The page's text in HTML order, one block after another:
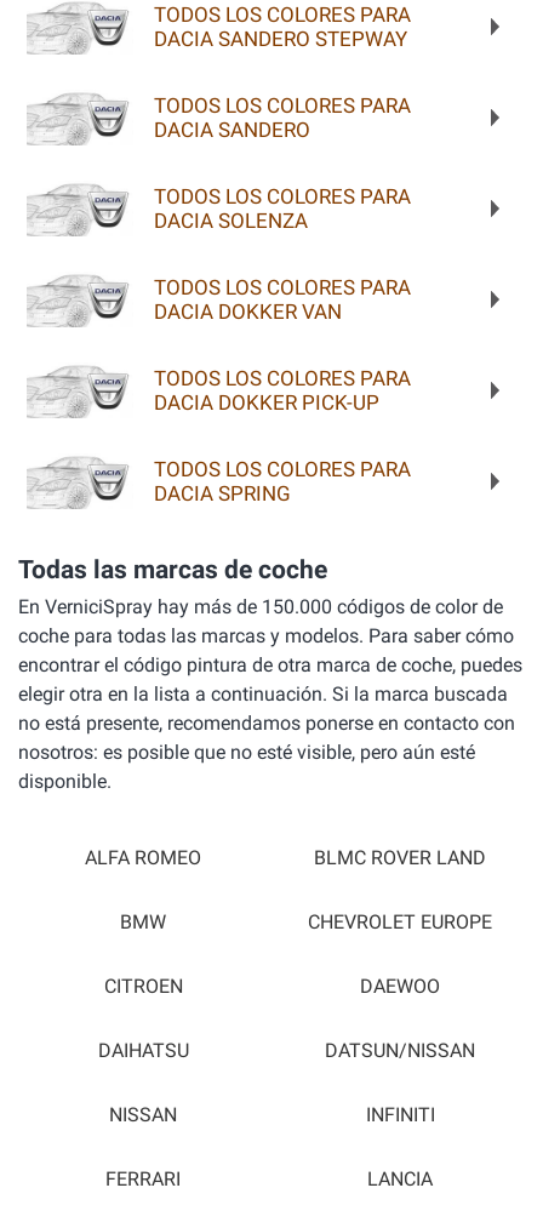
TODOS LOS COLORES PARA
DACIA SANDERO STEPWAY
TODOS LOS COLORES PARA
DACIA SANDERO
TODOS LOS COLORES PARA
DACIA SOLENZA
TODOS LOS COLORES PARA
DACIA DOKKER VAN
TODOS LOS COLORES PARA
DACIA DOKKER PICK-UP
TODOS LOS COLORES PARA
DACIA SPRING
Todas las marcas de coche
En VerniciSpray hay más de 150.000 códigos de color de
coche para todas las marcas y modelos. Para saber cómo
encontrar el código pintura de otra marca de coche, puedes
elegir otra en la lista a continuación. Si la marca buscada
no está presente, recomendamos ponerse en contacto con
nosotros: es posible que no esté visible, pero aún esté
disponible.
ALFA ROMEO BLMC ROVER LAND
BMW CHEVROLET EUROPE
CITROEN DAEWOO
DAIHATSU DATSUN/NISSAN
NISSAN INFINITI
FERRARI LANCIA